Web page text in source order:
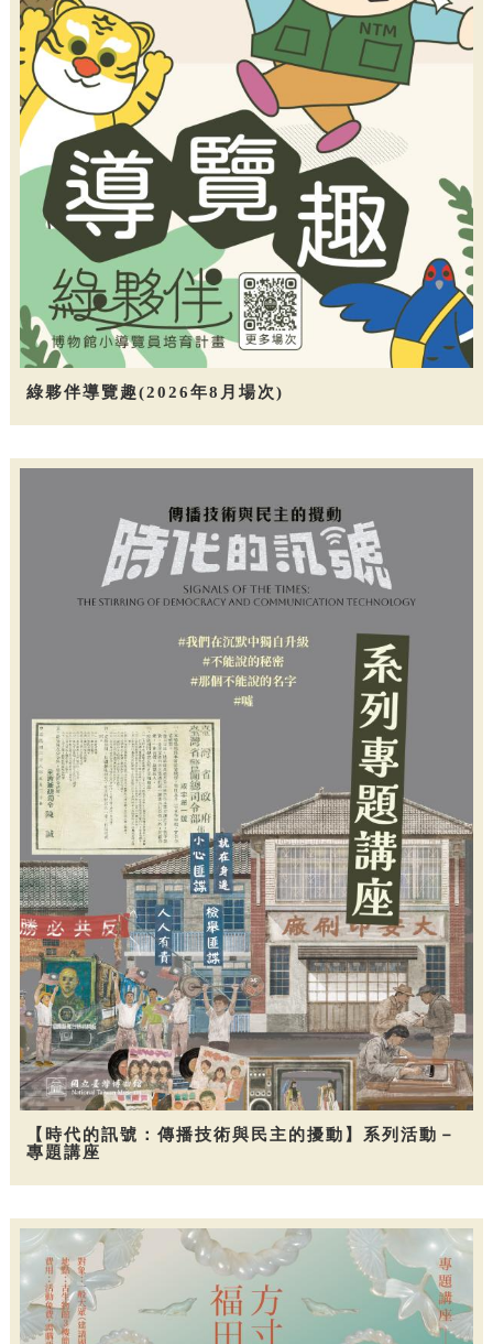
綠夥伴導覽趣(2026年8月場次)
【時代的訊號：傳播技術與民主的擾動】系列活動－
專題講座